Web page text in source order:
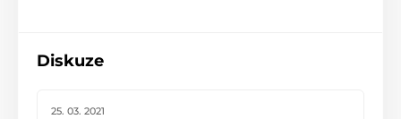
Diskuze
25. 03. 2021